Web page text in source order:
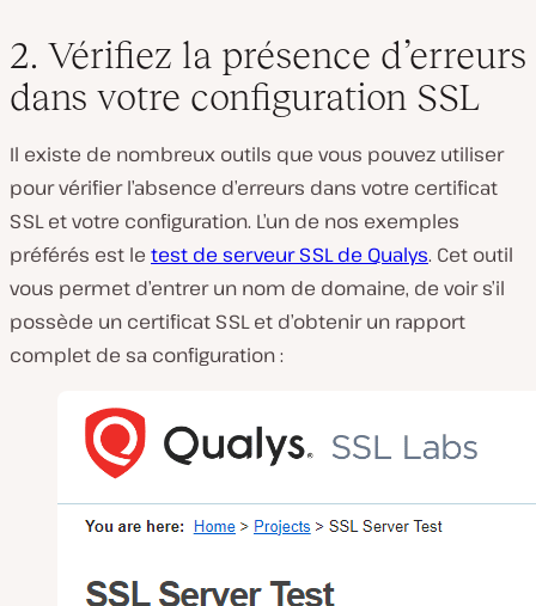
2. Vérifiez la présence d’erreurs
dans votre configuration SSL
Il existe de nombreux outils que vous pouvez utiliser
pour vérifier l’absence d’erreurs dans votre certificat
SSL et votre configuration. L’un de nos exemples
préférés est le test de serveur SSL de Qualys. Cet outil
vous permet d’entrer un nom de domaine, de voir s’il
possède un certificat SSL et d’obtenir un rapport
complet de sa configuration :